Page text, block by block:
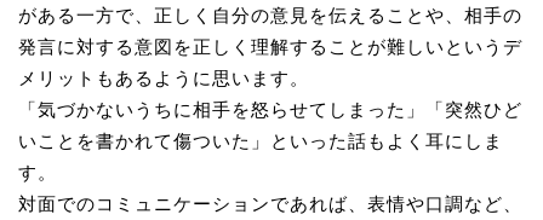
がある一方で、正しく自分の意見を伝えることや、相手の
発言に対する意図を正しく理解することが難しいというデ
メリットもあるように思います。
「気づかないうちに相手を怒らせてしまった」「突然ひど
いことを書かれて傷ついた」といった話もよく耳にしま
す。
対面でのコミュニケーションであれば、表情や口調など、